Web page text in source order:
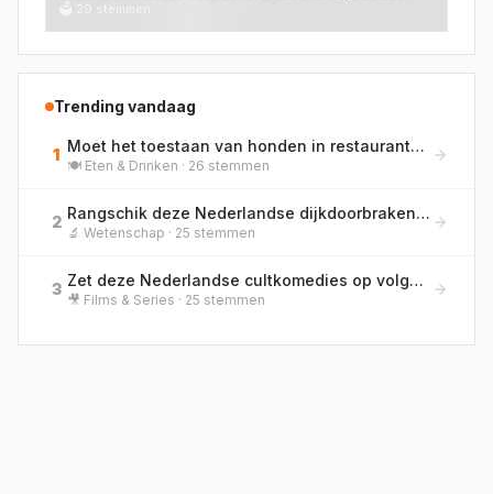
🗳
Trending vandaag
1 Moet het toestaan van honden in restaurants standaard worden, of blijft eten en huisdier gescheiden?
🍽️ Eten & Drinken · 26 stemmen
2 Rangschik deze Nederlandse dijkdoorbraken en stormvloeden op jaar, van vroegst naar meest recent.
🔬 Wetenschap · 25 stemmen
3 Zet deze Nederlandse cultkomedies op volgorde van bioscooprelease, van oud naar nieuw!
🎥 Films & Series · 25 stemmen